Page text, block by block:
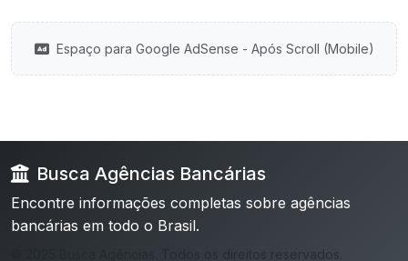
Espaço para Google AdSense - Após Scroll (Mobile)
Busca Agências Bancárias
Encontre informações completas sobre agências
bancárias em todo o Brasil.